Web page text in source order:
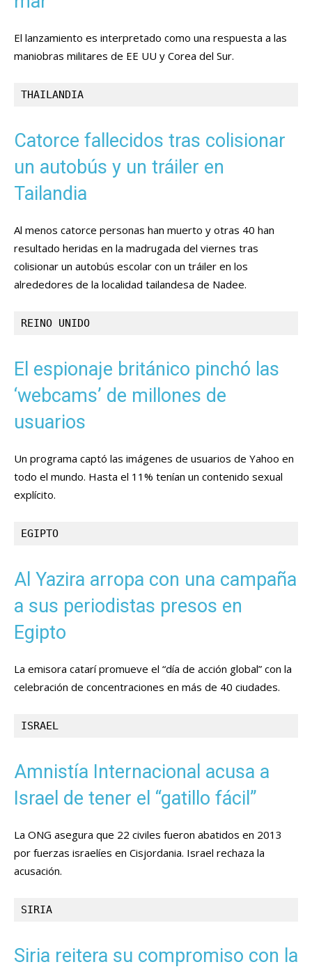
El lanzamiento es interpretado como una respuesta a las
maniobras militares de EE UU y Corea del Sur.
THAILANDIA
Catorce fallecidos tras colisionar
un autobús y un tráiler en
Tailandia
Al menos catorce personas han muerto y otras 40 han
resultado heridas en la madrugada del viernes tras
colisionar un autobús escolar con un tráiler en los
alrededores de la localidad tailandesa de Nadee.
REINO UNIDO
El espionaje británico pinchó las
‘webcams’ de millones de
usuarios
Un programa captó las imágenes de usuarios de Yahoo en
todo el mundo. Hasta el 11% tenían un contenido sexual
explícito.
EGIPTO
Al Yazira arropa con una campaña
a sus periodistas presos en
Egipto
La emisora catarí promueve el “día de acción global” con la
celebración de concentraciones en más de 40 ciudades.
ISRAEL
Amnistía Internacional acusa a
Israel de tener el “gatillo fácil”
La ONG asegura que 22 civiles fueron abatidos en 2013
por fuerzas israelíes en Cisjordania. Israel rechaza la
acusación.
SIRIA
Siria reitera su compromiso con la